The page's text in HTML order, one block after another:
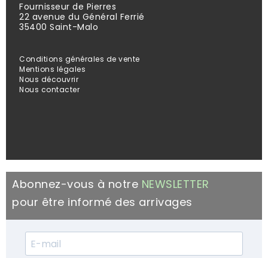
Fournisseur de Pierres
22 avenue du Général Ferrié
35400 Saint-Malo
Conditions générales de vente
Mentions légales
Nous découvrir
Nous contacter
Abonnez-vous à notre NEWSLETTER
pour être informé des arrivages